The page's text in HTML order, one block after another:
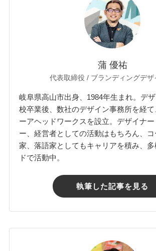
蒲 優祐
代表取締役 / ブランディングデザ
岐阜県高山市出身、1984年生まれ。デ
校卒業後、数社のデザイン事務所を経
ーアヘッドワークスを設立。デザイナ
ー、経営者としての活動はもちろん、
家、落語家としてもキャリアを積み、
ドで活動中。
執筆した記事を見る